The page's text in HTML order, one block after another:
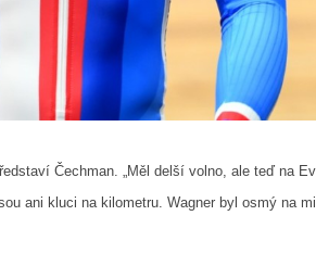
Čechman. „Měl delší volno, ale teď na
ani kluci na kilometru. Wagner byl osmý na